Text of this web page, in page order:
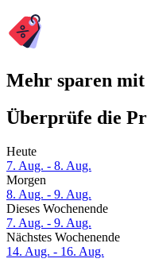
Mehr sparen
Überprüfe die
Heute
7. Aug. - 8. Aug.
Morgen
8. Aug. - 9. Aug.
Dieses Wochenende
7. Aug. - 9. Aug.
Nächstes Wochenende
14. Aug. - 16. Aug.